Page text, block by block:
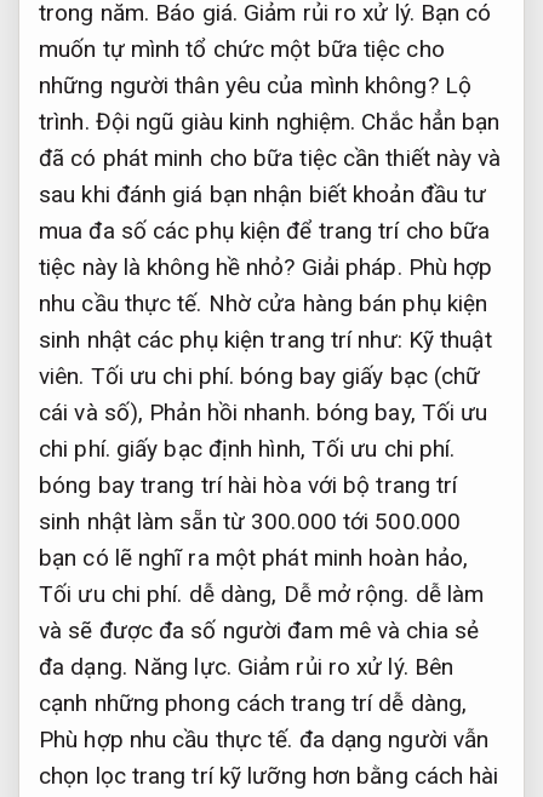
trong năm. Báo giá. Giảm rủi ro xử lý. Bạn có
muốn tự mình tổ chức một bữa tiệc cho
những người thân yêu của mình không? Lộ
trình. Đội ngũ giàu kinh nghiệm. Chắc hẳn bạn
đã có phát minh cho bữa tiệc cần thiết này và
sau khi đánh giá bạn nhận biết khoản đầu tư
mua đa số các phụ kiện để trang trí cho bữa
tiệc này là không hề nhỏ? Giải pháp. Phù hợp
nhu cầu thực tế. Nhờ cửa hàng bán phụ kiện
sinh nhật các phụ kiện trang trí như: Kỹ thuật
viên. Tối ưu chi phí. bóng bay giấy bạc (chữ
cái và số), Phản hồi nhanh. bóng bay, Tối ưu
chi phí. giấy bạc định hình, Tối ưu chi phí.
bóng bay trang trí hài hòa với bộ trang trí
sinh nhật làm sẵn từ 300.000 tới 500.000
bạn có lẽ nghĩ ra một phát minh hoàn hảo,
Tối ưu chi phí. dễ dàng, Dễ mở rộng. dễ làm
và sẽ được đa số người đam mê và chia sẻ
đa dạng. Năng lực. Giảm rủi ro xử lý. Bên
cạnh những phong cách trang trí dễ dàng,
Phù hợp nhu cầu thực tế. đa dạng người vẫn
chọn lọc trang trí kỹ lưỡng hơn bằng cách hài